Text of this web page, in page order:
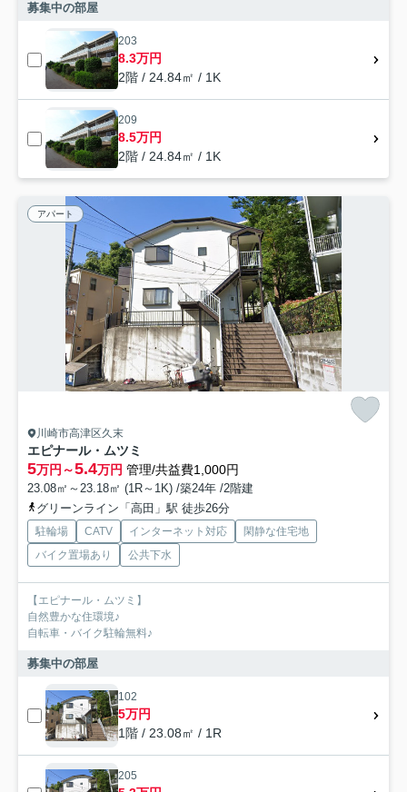
募集中の部屋
203
8.3万円
2階 / 24.84㎡ / 1K
209
8.5万円
2階 / 24.84㎡ / 1K
アパート
川崎市高津区久末
エピナール・ムツミ
5万円～5.4万円 管理/共益費1,000円
23.08㎡～23.18㎡ (1R～1K) /築24年 /2階建
グリーンライン「高田」駅 徒歩26分
駐輪場 CATV インターネット対応
閑静な住宅地
バイク置場あり
公共下水
【エピナール・ムツミ】
自然豊かな住環境♪
自転車・バイク駐輪無料♪
募集中の部屋
102
5万円
1階 / 23.08㎡ / 1R
205